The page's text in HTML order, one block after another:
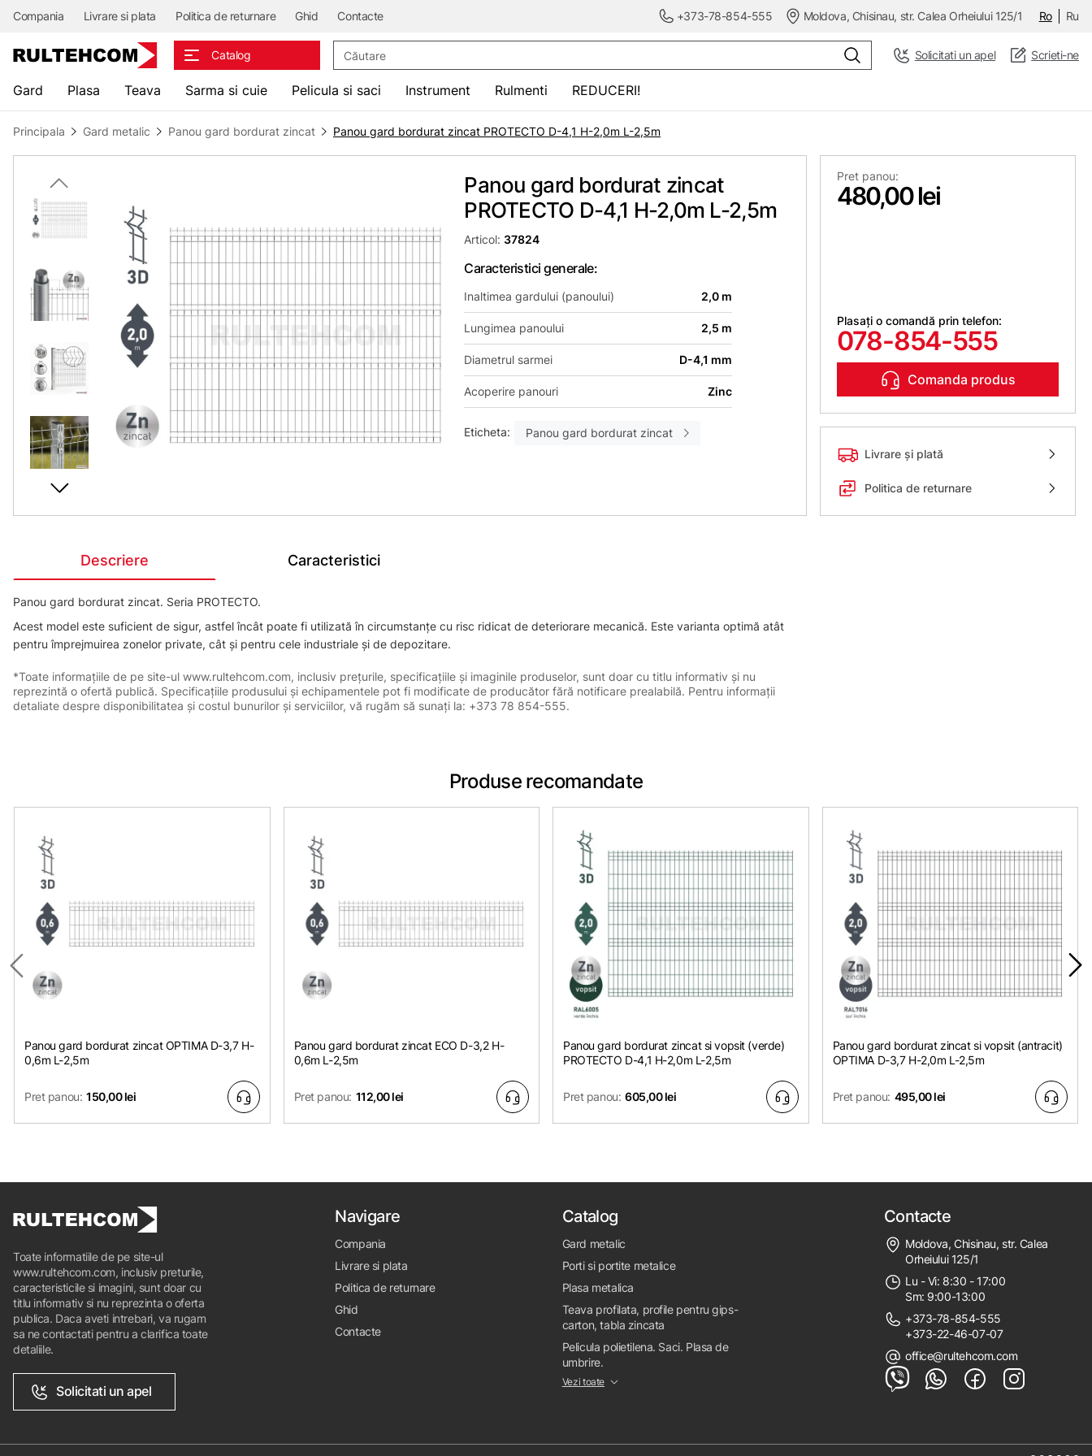
Compania Livrare si plata Politica de returnare Ghid Contacte +373-78-854-555 Moldova, Chisinau, str. Calea Orheiului 125/1 Ro Ru
Catalog Solicitati un apel Scrieti-ne
Gard Plasa Teava Sarma si cuie Pelicula si saci Instrument Rulmenti REDUCERI!
Principala Gard metalic Panou gard bordurat zincat Panou gard bordurat zincat PROTECTO D-4,1 H-2,0m L-2,5m
Panou gard bordurat zincat
PROTECTO D-4,1 H-2,0m L-2,5m
Articol: 37824
Caracteristici generale:
Inaltimea gardului (panoului) 2,0 m
Lungimea panoului 2,5 m
Diametrul sarmei D-4,1 mm
Acoperire panouri Zinc
Eticheta: Panou gard bordurat zincat
Pret panou:
480,00 lei
Plasați o comandă prin telefon:
078-854-555
Comanda produs
Livrare și plată
Politica de returnare
Descriere Caracteristici
Panou gard bordurat zincat. Seria PROTECTO.
Acest model este suficient de sigur, astfel încât poate fi utilizată în circumstanțe cu risc ridicat de deteriorare mecanică. Este varianta optimă atât
pentru împrejmuirea zonelor private, cât și pentru cele industriale și de depozitare.
*Toate informațiile de pe site-ul www.rultehcom.com, inclusiv prețurile, specificațiile și imaginile produselor, sunt doar cu titlu informativ și nu
reprezintă o ofertă publică. Specificațiile produsului și echipamentele pot fi modificate de producător fără notificare prealabilă. Pentru informații
detaliate despre disponibilitatea și costul bunurilor și serviciilor, vă rugăm să sunați la: +373 78 854-555.
Produse recomandate
Panou gard bordurat zincat OPTIMA D-3,7 H-
0,6m L-2,5m
Pret panou: 150,00 lei
Panou gard bordurat zincat ЕСО D-3,2 H-
0,6m L-2,5m
Pret panou: 112,00 lei
Panou gard bordurat zincat si vopsit (verde)
PROTECTO D-4,1 H-2,0m L-2,5m
Pret panou: 605,00 lei
Panou gard bordurat zincat si vopsit (antracit)
OPTIMA D-3,7 H-2,0m L-2,5m
Pret panou: 495,00 lei
Toate informatiile de pe site-ul
www.rultehcom.com, inclusiv preturile,
caracteristicile si imagini, sunt doar cu
titlu informativ si nu reprezinta o oferta
publica. Daca aveti intrebari, va rugam
sa ne contactati pentru a clarifica toate
detaliile.
Solicitati un apel
Navigare
Compania
Livrare si plata
Politica de returnare
Ghid
Contacte
Catalog
Gard metalic
Porti si portite metalice
Plasa metalica
Teava profilata, profile pentru gips-
carton, tabla zincata
Pelicula polietilena. Saci. Plasa de
umbrire.
Vezi toate
Contacte
Moldova, Chisinau, str. Calea
Orheiului 125/1
Lu - Vi: 8:30 - 17:00
Sm: 9:00-13:00
+373-78-854-555
+373-22-46-07-07
office@rultehcom.com